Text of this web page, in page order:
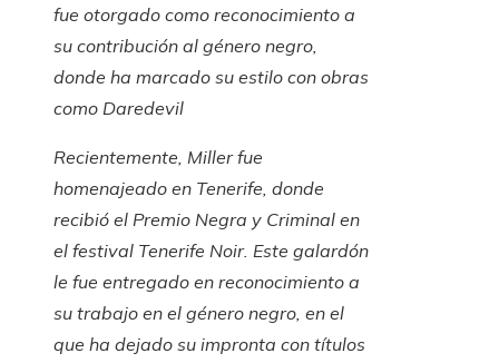
fue otorgado como reconocimiento a
su contribución al género negro,
donde ha marcado su estilo con obras
como Daredevil
Recientemente, Miller fue
homenajeado en Tenerife, donde
recibió el Premio Negra y Criminal en
el festival Tenerife Noir. Este galardón
le fue entregado en reconocimiento a
su trabajo en el género negro, en el
que ha dejado su impronta con títulos